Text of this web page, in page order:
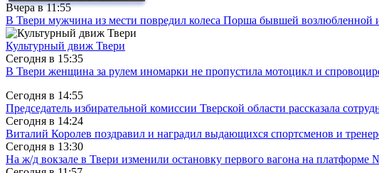
Вчера в11:55
В Твери мужчина из мести повредил колеса Порша бывшей возлюбленной
Культурный движ Твери
Сегодня в 15:35
В Твери женщина за рулем иномарки не пропустила мотоцикл и
Сегодня в 14:55
Председатель избирательной комиссии Тверской области рассказала
Сегодня в 14:24
Виталий Королев поздравил и наградил выдающихся спортсменов и
Сегодня в 13:30
На ж/д вокзале в Твери изменили остановку первого вагона на платформе